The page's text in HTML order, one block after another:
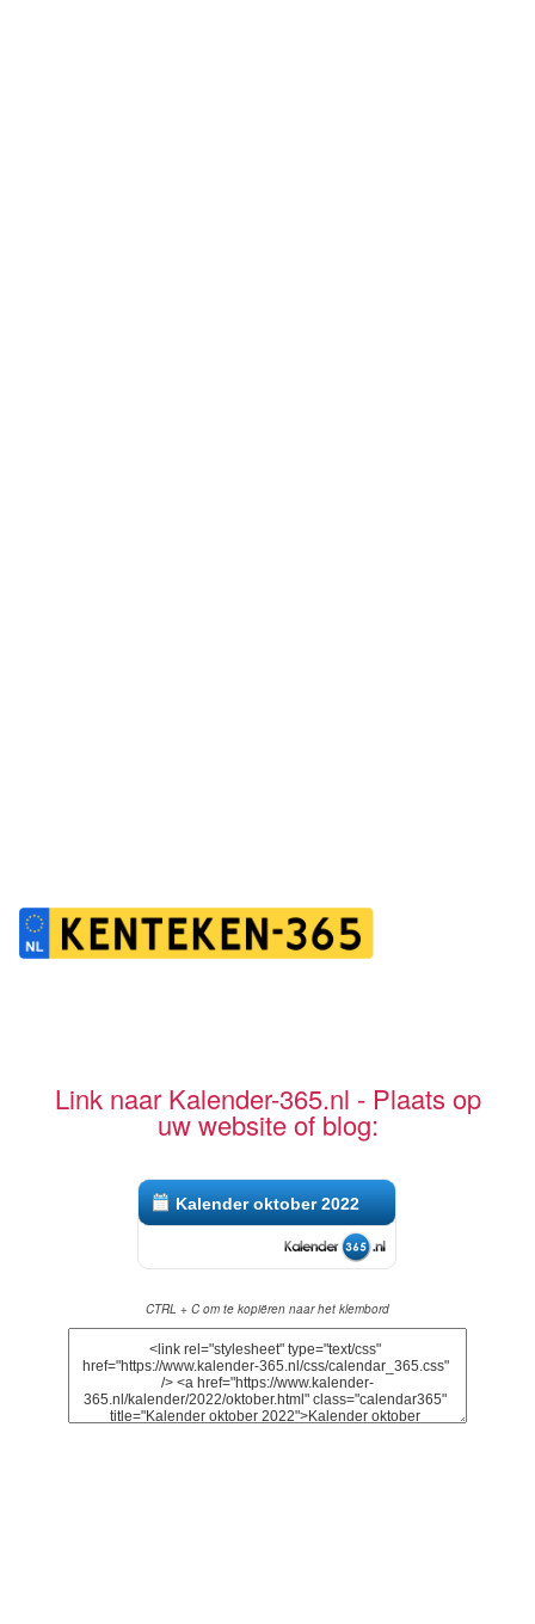
Link naar Kalender-365.nl - Plaats op
uw website of blog:
Kalender oktober 2022
CTRL + C om te kopiëren naar het klembord